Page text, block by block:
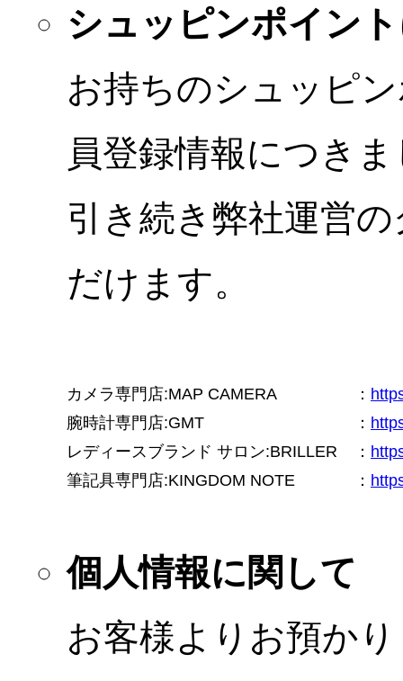
シュッピンポイン
お持ちのシュッピ
員登録情報につき
引き続き弊社運営
だけます。
カメラ専門店:MAP CAMERA ：
腕時計専門店:GMT
：
レディースブランド サロン:BRILLER
：
筆記具専門店:KINGDOM NOTE
：
個人情報に関して
お客様よりお預か